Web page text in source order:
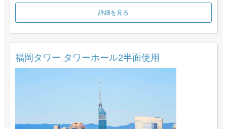
詳細を見る
福岡タワー タワーホール2半面使用